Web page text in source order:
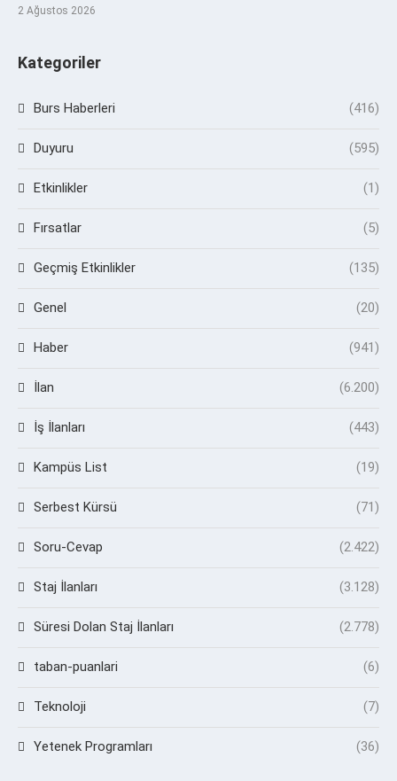
2 Ağustos 2026
Kategoriler
Burs Haberleri (416)
Duyuru (595)
Etkinlikler (1)
Fırsatlar (5)
Geçmiş Etkinlikler (135)
Genel (20)
Haber (941)
İlan (6.200)
İş İlanları (443)
Kampüs List (19)
Serbest Kürsü (71)
Soru-Cevap (2.422)
Staj İlanları (3.128)
Süresi Dolan Staj İlanları (2.778)
taban-puanlari (6)
Teknoloji (7)
Yetenek Programları (36)